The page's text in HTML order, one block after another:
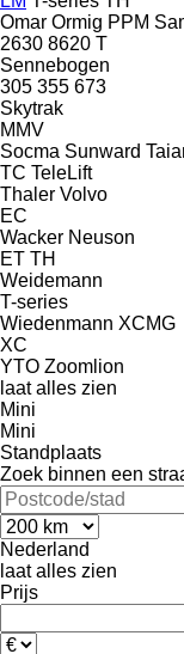
Omar Ormig PPM
2630 8620 T
Sennebogen
305 355 673
Skytrak
MMV
Socma Sunward
TC TeleLift
Thaler Volvo
EC
Wacker Neuson
ET TH
Weidemann
T-series
Wiedenmann XCMG
XC
YTO Zoomlion
laat alles zien
Mini
Mini
Standplaats
Zoek binnen een
Nederland
laat alles zien
Prijs